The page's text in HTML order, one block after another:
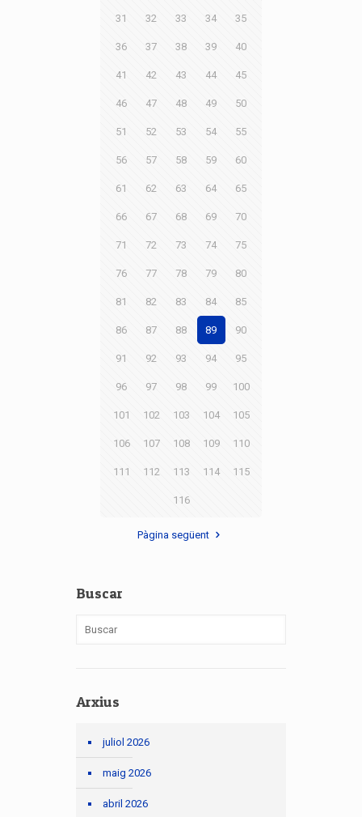
31 32 33 34 35
36 37 38 39 40
41 42 43 44 45
46 47 48 49 50
51 52 53 54 55
56 57 58 59 60
61 62 63 64 65
66 67 68 69 70
71 72 73 74 75
76 77 78 79 80
81 82 83 84 85
86 87 88 89 90
91 92 93 94 95
96 97 98 99 100
101 102 103 104 105
106 107 108 109 110
111 112 113 114 115
116
Pàgina següent
Buscar
Arxius
juliol 2026
maig 2026
abril 2026